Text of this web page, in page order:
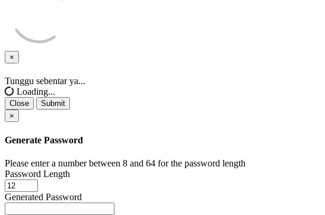
×
Close
Tunggu sebentar ya...
Loading...
Close
Submit
×
Generate Password
Please enter a number between 8 and 64 for the password length
Password Length
Generated Password